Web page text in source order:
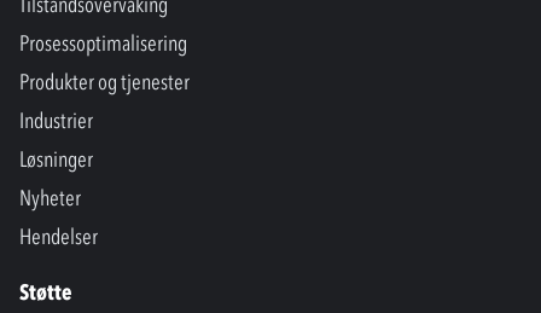
Prosessoptimalisering
Produkter og tjenester
Industrier
Løsninger
Nyheter
Hendelser
Støtte